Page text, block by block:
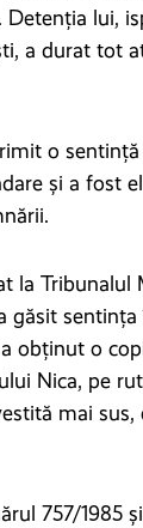
Detenția lui,
a durat tot
o
și a fost
la Tribunalul
găsit
obținut o
Nica, pe
mai sus,
757/1985